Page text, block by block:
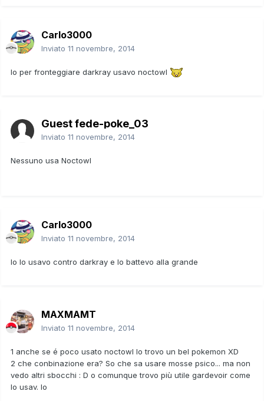
Carlo3000
Inviato 11 novembre, 2014
Io per fronteggiare darkray usavo noctowl
Guest fede-poke_03
Inviato 11 novembre, 2014
Nessuno usa Noctowl
Carlo3000
Inviato 11 novembre, 2014
Io lo usavo contro darkray e lo battevo alla grande
MAXMAMT
Inviato 11 novembre, 2014
1 anche se é poco usato noctowl lo trovo un bel pokemon XD
2 che conbinazione era? So che sa usare mosse psico... ma non
vedo altri sbocchi : D o comunque trovo più utile gardevoir come
lo usav. Io